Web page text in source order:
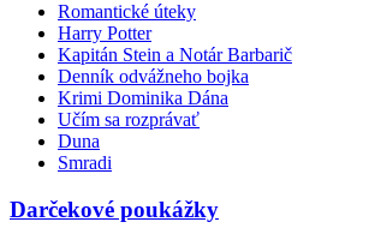
Romantické úteky
Harry Potter
Kapitán Stein a Notár Barbarič
Denník odvážneho bojka
Krimi Dominika Dána
Učím sa rozprávať
Duna
Smradi
Darčekové poukážky